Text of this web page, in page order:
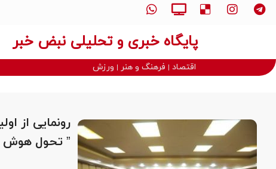
پایگاه خبری و تحلیلی نبض خبر
اقتصاد فرهنگ و هنر ورزش
رونمایی از
” تحول هوش